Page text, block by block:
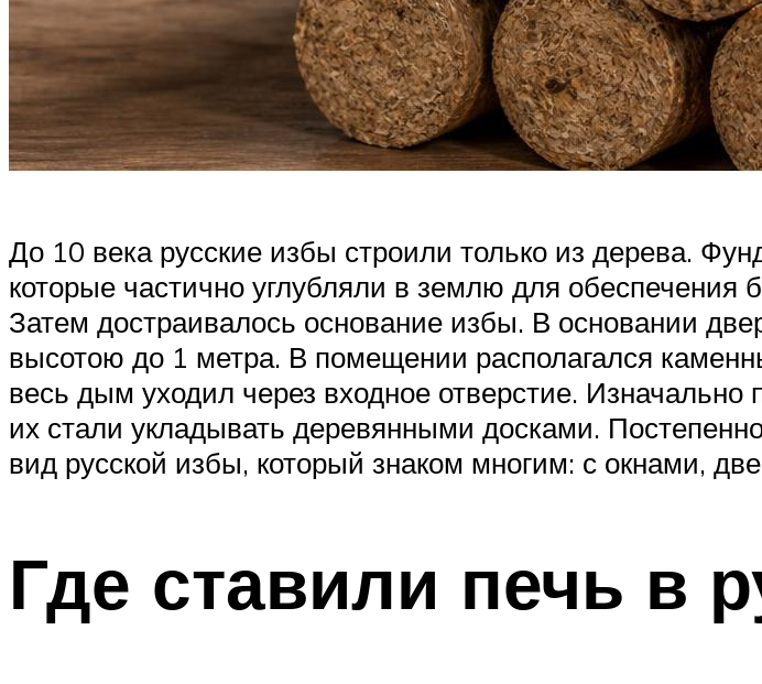
До 10 века русские избы строили только из дерева.
которые частично углубляли в землю для обеспечения
Затем достраивалось основание избы. В основании
высотою до 1 метра. В помещении располагался
весь дым уходил через входное отверстие.
их стали укладывать деревянными досками.
вид русской избы, который знаком многим: с окнами,
Где ставили печь в